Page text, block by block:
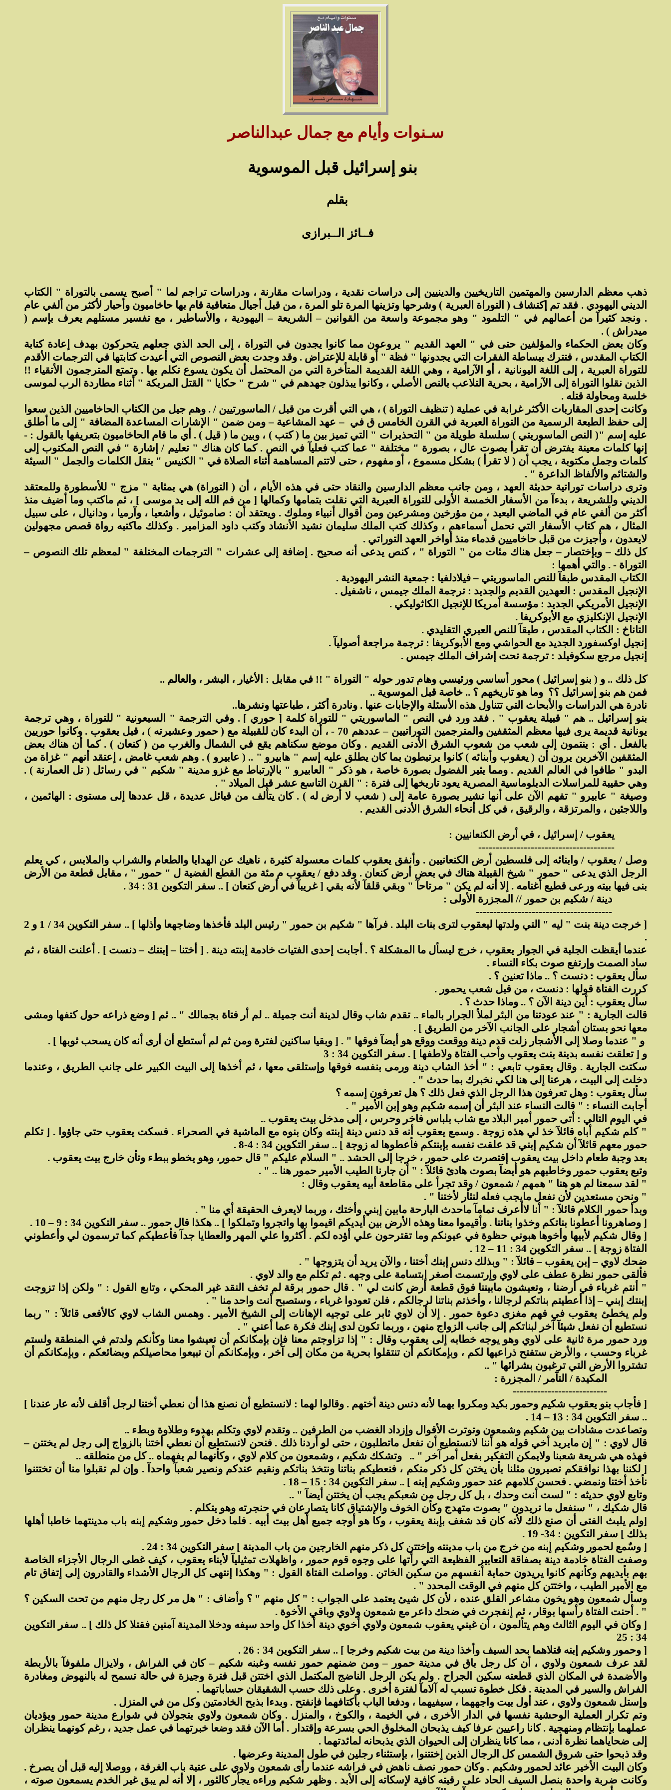
سـنوات وأيام مع جمال عبدالناصر
بنو إسرائيل قبل الموسوية
بقلم
فــائز الــبرازى
ذهب معظم الدارسين والمهتمين التاريخيين والدينيين إلى دراسات نقدية ، ودراسات مقارنة ، ودراسات تراجم لما " أصبح يسمى بالتوراة " الكتاب
الديني اليهودي . فقد تم إكتشاف ( التوراة العبرية ) وشرحها وتزينها المرة تلو المرة ، من قبل أجيال متعاقبة قام بها حاخاميون وأحبار لأكثر من ألفي عام
. ونجد كثيرآ من أعمالهم في " التلمود " وهو مجموعة واسعة من القوانين – الشريعة – اليهودية ، والأساطير ، مع تفسير مستلهم يعرف بإسم (
ميدراش ) .
وكان بعض الحكماء والمؤلفين حتى في " العهد القديم " يروعون مما كانوا يجدون في التوراة ، إلى الحد الذي جعلهم يتحركون بهدف إعادة كتابة
الكتاب المقدس ، فتترك ببساطة الفقرات التي يجدونها " فظة " أو قابلة للإعتراض . وقد وجدت بعض النصوص التي أعيدت كتابتها في الترجمات الأقدم
للتوراة العبرية ، إلى اللغة اليونانية ، أو الآرامية ، وهي اللغة القديمة المتأخرة التي من المحتمل أن يكون يسوع تكلم بها . وتمتع المترجمون الأتقياء !!
الذين نقلوا التوراة إلى الآرامية ، بحرية التلاعب بالنص الأصلي ، وكانوا يبذلون جهدهم في " شرح " حكايا " القتل المربكة " أثناء مطاردة الرب لموسى
خلسة ومحاولة قتله .
وكانت إحدى المقاربات الأكثر غرابة في عملية ( تنظيف التوراة ) ، هي التي أقرت من قبل / الماسورتيين / . وهم جيل من الكتاب الحاخاميين الذين سعوا
إلى حفظ الطبعة الرسمية من التوراة العبرية في القرن الخامس ق في – عهد المشاعية – ومن ضمن " الإشارات المساعدة المضافة " إلى ما أطلق
عليه إسم "( النص الماسوريتي ) سلسلة طويلة من " التحذيرات " التي تميز بين ما ( كتب ) ، وبين ما ( قيل ) . أي ما قام الحاخاميون بتعريفها بالقول : -
إنها كلمات معينة يفترض أن تقرأ بصوت عال ، بصورة " مختلفة " عما كتب فعليآ في النص . كما كان هناك " تعليم / إشارة " في النص المكتوب إلى
كلمات وجمل مكتوبة ، يجب أن ( لا تقرأ ) بشكل مسموع ، أو مفهوم ، حتى لاتتم المساهمة أثناء الصلاة في " الكنيس " بنقل الكلمات والجمل " السيئة
والشتائم والألفاظ الداعرة " .
وترى دراسات توراتية حديثة العهد ، ومن جانب معظم الدارسين والنقاد حتى في هذه الأيام ، أن ( التوراة) هي بمثابة " مزج " للأسطورة وللمعتقد
الديني وللشريعة ، بدءآ من الأسفار الخمسة الأولى للتوراة العبرية التي نقلت بتمامها وكمالها [ من فم الله إلى يد موسى ] ، ثم ماكتب وما أضيف منذ
أكثر من ألفي عام في الماضي البعيد ، من مؤرخين ومشرعين ومن أقوال أنبياء وملوك . ويعتقد أن : صاموئيل ، وأشعيا ، وآرميا ، ودانيال ، على سبيل
المثال ، هم كتاب الأسفار التي تحمل أسماءهم ، وكذلك كتب الملك سليمان نشيد الأنشاد وكتب داود المزامير . وكذلك ماكتبه رواة قصص مجهولين
لايعدون ، وأجيزت من قبل حاخاميين قدماء منذ أواخر العهد التوراتي .
كل ذلك – وبإختصار – جعل هناك مئات من " التوراة " ، كنص يدعى أنه صحيح . إضافة إلى عشرات " الترجمات المختلفة " لمعظم تلك النصوص –
التوراة - . والتي أهمها :
الكتاب المقدس طبقآ للنص الماسوريتي – فيلادلفيا : جمعية النشر اليهودية .
الإنجيل المقدس : العهدين القديم والجديد : ترجمة الملك جيمس ، ناشفيل .
الإنجيل الأمريكي الجديد : مؤسسة أمريكا للإنجيل الكاثوليكي .
الإنجيل الإنكليزي مع الأبوكريفا .
التاناخ : الكتاب المقدس ، طبقآ للنص العبري التقليدي .
إنجيل اوكسفورد الجديد مع الحواشي ومع الأبوكريفا : ترجمة مراجعة أصوليآ .
إنجيل مرجع سكوفيلد : ترجمة تحت إشراف الملك جيمس .
كل ذلك .. و ( بنو إسرائيل ) محور أساسي ورئيسي وهام تدور حوله " التوراة " !! في مقابل : الأغيار ، البشر ، والعالم ..
فمن هم بنو إسرائيل ؟؟ وما هو تاريخهم ؟ .. خاصة قبل الموسوية ..
نادرة هي الدراسات والأبحاث التي تتناول هذه الأسئلة والإجابات عنها . ونادرة أكثر ، طباعتها ونشرها..
بنو إسرائيل .. هم " قبيلة يعقوب " . فقد ورد في النص " الماسوريتي " للتوراة كلمة [ حوري ] . وفي الترجمة " السبعونية " للتوراة ، وهي ترجمة
يونانية قديمة يرى فيها معظم المثقفين والمترجمين التوراتيين – عددهم 70 - ، أن البدء كان للقبيلة مع ( حمور وعشيرته ) ، قبل يعقوب . وكانوا حوريين
بالفعل . أي : ينتمون إلى شعب من شعوب الشرق الأدنى القديم . وكان موضع سكناهم يقع في الشمال والغرب من ( كنعان ) . كما أن هناك بعض
المثقفين الآخرين يرون أن ( يعقوب وأبنائه ) كانوا يرتبطون بما كان يطلق عليه إسم " هابيرو " .. ( عابيرو ) . وهم شعب غامض ، إعتقد أنهم " غزاة من
البدو " طافوا في العالم القديم . ومما يثير الفضول بصورة خاصة ، هو ذكر " العابيرو " بالإرتباط مع غزو مدينة " شكيم " في رسائل ( تل العمارنة ) .
وهي حقيبة للمراسلات الدبلوماسية المصرية يعود تاريخها إلى فترة : " القرن التاسع عشر قبل الميلاد " .
وصيغة " عابيرو " تفهم الآن على أنها تشير بصورة عامة إلى ( شعب لا أرض له ) . كان يتألف من قبائل عديدة ، قل عددها إلى مستوى : الهائمين ،
واللاجئين ، والمرتزقة ، والرقيق ، في كل أنحاء الشرق الأدنى القديم .
يعقوب / إسرائيل ، في أرض الكنعانيين :
---------------------------------------
وصل / يعقوب / وابنائه إلى فلسطين أرض الكنعانيين . وأنفق يعقوب كلمات معسولة كثيرة ، ناهيك عن الهدايا والطعام والشراب والملابس ، كي يعلم
الرجل الذي يدعى " حمور " شيخ القبيلة هناك في بعض أرض كنعان . وقد دفع / يعقوب م مئة من القطع الفضية ل " حمور " ، مقابل قطعة من الأرض
بنى فيها بيته ورعى قطيع أغنامه . إلا أنه لم يكن " مرتاحآ " وبقي قلقآ لأنه بقي [ غريبآ في أرض كنعان ] .. سفر التكوين 31 : 34 .
دينة / شكيم بن حمور // المجزرة الأولى :
---------------------------------------
[ خرجت دينة بنت " ليه " التي ولدتها ليعقوب لترى بنات البلد . فرآها " شكيم بن حمور " رئيس البلد فأخذها وضاجهعا وأذلها ] .. سفر التكوين 34 / 1 و 2
.
عندما أيقظت الجلبة في الجوار يعقوب ، خرج ليسأل ما المشكلة ؟ . أجابت إحدى الفتيات خادمة إبنته دينة . [ أختنا – إبنتك – دنست ] . أعلنت الفتاة ، ثم
ساد الصمت وإرتفع صوت بكاء النساء .
سأل يعقوب : دنست ؟ .. ماذا تعنين ؟ .
كررت الفتاة قولها : دنست ، من قبل شعب يحمور .
سأل يعقوب : أين دينة الآن ؟ .. وماذا حدث ؟ .
قالت الجارية : " عند عودتنا من البئر لملأ الجرار بالماء .. تقدم شاب وقال لدينة أنت جميلة .. لم أر فتاة بجمالك " .. ثم [ وضع ذراعه حول كتفها ومشى
معها نحو بستان أشجار على الجانب الآخر من الطريق ] .
و " عندما وصلا إلى الأشجار زلت قدم دينة ووقعت ووقع هو أيضآ فوقها " . [ وبقيا ساكنين لفترة ومن ثم لم أستطع أن أرى أنه كان يسحب ثوبها ] .
و [ تعلقت نفسه بدينة بنت يعقوب وأحب الفتاة ولاطفها ] . سفر التكوين 34 : 3
سكتت الجارية . وقال يعقوب تابعي : " أخذ الشاب دينة ورمى بنفسه فوقها وإستلقى معها ، ثم أخذها إلى البيت الكبير على جانب الطريق ، وعندما
دخلت إلى البيت ، هرعنا إلى هنا لكي نخبرك بما حدث " .
سأل يعقوب : وهل تعرفون هذا الرجل الذي فعل ذلك ؟ هل تعرفون إسمه ؟
أجابت النساء : " قالت النساء عند البئر أن إسمه شكيم وهو إبن الأمير " .
في اليوم التالي : أتى حمور أمير البلاد مع شاب بلباس فاخر وحرس ، إلى مدخل بيت يعقوب ..
" كلم شكيم أباه قائلآ خذ لي هذه زوجة . وسمع يعقوب أنه قد دنس دينة إبنته وكان بنوه مع الماشية في الصحراء . فسكت يعقوب حتى جاؤوا . [ تكلم
حمور معهم قائلآ أن شكيم إبني قد علقت نفسه بإبنتكم فأعطوها له زوجة ] .. سفر التكوين 34 : 4-8 .
بعد وجبة طعام داخل بيت يعقوب إقتصرت على حمور ، خرجا إلى الحشد .. " السلام عليكم " قال حمور، وهو يخطو ببطء وتأن خارج بيت يعقوب .
وتبع يعقوب حمور وخاطبهم هو أيضآ بصوت هادئ قائلآ : " أن جارنا الطيب الأمير حمور هنا .. " .
" لقد سمعنا لم هو هنا " همهم / شمعون / وقد تجرأ على مقاطعة أبيه يعقوب وقال :
" ونحن مستعدين لأن نفعل مايجب فعله لنثأر لأختنا " .
وبدأ حمور الكلام قائلآ : " أنا لاأعرف تمامآ ماحدث البارحة مابين إبني وأختك ، وربما لايعرف الحقيقة أي منا " .
[ وصاهرونا أعطونا بناتكم وخذوا بناتنا . وأقيموا معنا وهذه الأرض بين أيديكم اقيموا بها واتجروا وتملكوا ] .. هكذا قال حمور .. سفر التكوين 34 : 9 – 10 .
[ وقال شكيم لأبيها وأخوها هبوني حظوة في عيونكم وما تقترحون علي أؤده لكم . أكثروا علي المهر والعطايا جدآ فأعطيكم كما ترسمون لي وأعطوني
الفتاة زوجة ] .. سفر التكوين 34 : 11 – 12 .
ضحك لاوي – إبن يعقوب – قائلآ : " وبذلك دنس إبنك أختنا ، والآن يريد أن يتزوجها " .
فألقى حمور نظرة عطف على لاوي وإرتسمت أصغر إبتسامة على وجهه . ثم تكلم مع والد لاوي .
" أنتم غرباء في أرضنا ، وتعيشون مابيننا فوق قطعة أرض كانت لي " . قال حمور برقة لم تخف النقد غير المحكي ، وتابع القول : " ولكن إذا تزوجت
إبنتك إبني – إذا أعطيتم بناتكم لرجالنا ، وأخذتم بناتنا لرجالكم ، فلن تعودوا غرباء ، وستصبح أنت واحد منا " .
ولم يخطئ يعقوب في فهم مغزى دعوة حمور . إلا أن لاوي ثابر على توجيه الإهانات إلى الشيخ الأمير . وهمس الشاب لاوي كالأفعى قائلآ : " ربما
نستطيع أن نفعل شيئآ آخر لبناتكم إلى جانب الزواج منهن ، وربما تكون لدى إبنك فكرة عما أعني " .
ورد حمور مرة ثانية على لاوي وهو يوجه خطابه إلى يعقوب وقال : " إذا تزاوجتم معنا فإن بإمكانكم أن تعيشوا معنا وكأنكم ولدتم في المنطقة ولستم
غرباء وحسب ، والأرض ستفتح ذراعيها لكم ، وبإمكانكم أن تنتقلوا بحرية من مكان إلى آخر ، وبإمكانكم أن تبيعوا محاصيلكم وبضائعكم ، وبإمكانكم أن
تشتروا الأرض التي ترغبون بشرائها " ..
المكيدة / التآمر / المجزرة :
---------------------------
[ فأجاب بنو يعقوب شكيم وحمور بكيد ومكروا بهما لأنه دنس دينة أختهم . وقالوا لهما : لانستطيع أن نصنع هذا أن نعطي أختنا لرجل أقلف لأنه عار عندنا ]
.. سفر التكوين 34 : 13 – 14 .
وتصاعدت مشادات بين شكيم وشمعون وتوترت الأقوال وإزداد الغضب من الطرفين .. وتقدم لاوي وتكلم بهدوء وطلاوة وبطء ..
قال لاوي : " إن مايريد أخي قوله هو أننا لانستطيع أن نفعل ماتطلبون ، حتى لو أردنا ذلك . فنحن لانستطيع أن نعطي أختنا بالزواج إلى رجل لم يختتن –
فهذه هي شريعة شعبنا ولايمكن التفكير بفعل أمر آخر " ..
وتشكك شكيم ، وشمعون من كلام لاوي ، وكأنهما لم يفهماه .. كل من منطلقه ..
[ لكننا بهذا نوافقكم تصيرون مثلنا بأن يختن كل ذكر منكم ، فنعطيكم بناتنا ونتخذ بناتكم ونقيم عندكم ونصير شعبآ واحدآ . وإن لم تقبلوا منا أن تختتنوا
نأخذ أختنا ونمضي . فحسن كلامهم عند حمور وشكيم إبنه ] .. سفر التكوين 34 : 15 – 18 .
وتابع لاوي حديثه : " لست أنت وحدك ، بل كل رجل من شعبكم يجب أن يختتن أيضآ " ..
قال شكيك ، " سنفعل ما تريدون " بصوت متهدج وكأن الخوف والإشتياق كانا يتصارعان في حنجرته وهو يتكلم .
[ولم يلبث الفتى أن صنع ذلك لأنه كان قد شغف بإبنة يعقوب ، وكا هو أوجه جميع أهل بيت أبيه . فلما دخل حمور وشكيم إبنه باب مدينتهما خاطبا أهلها
بذلك ] سفر التكوين : 34- 19 .
[ وسٌمع لحمور وشكيم إبنه من خرج من باب مدينته وإختتن كل ذكر منهم الخارجين من باب المدينة ] سفر التكوين 34 : 24 .
وصفت الفتاة خادمة دينة بصفاقة التعابير الفظيعة التي رأتها على وجوه قوم حمور ، واظهلات تمثيليآ لأبناء يعقوب ، كيف غطى الرجال الأجزاء الخاصة
بهم بأيديهم وكأنهم كانوا يريدون حماية أنفسهم من سكين الخاتن . وواصلت الفتاة القول : " وهكذا إنتهى كل الرجال الأشداء والقادرون إلى إتفاق تام
مع الأمير الطيب ، واختتن كل منهم في الوقت المحدد " .
وسأل شمعون وهو يخون مشاعر القلق عنده ، لأن كل شيئ يعتمد على الجواب : " كل منهم " ؟ وأضاف : " هل مر كل رجل منهم من تحت السكين ؟
" . أحنت الفتاة رأسها بوقار ، ثم إنفجرت في ضحك داعر مع شمعون ولاوي وباقي الأخوة .
[ وكان في اليوم الثالث وهم يتألمون ، أن غبني يعقوب شمعون ولاوي أخوي دينة أخذا كل واحد سيفه ودخلا المدينة آمنين فقتلا كل ذلك ] .. سفر التكوين
34 : 25
[ وحمور وشكيم إبنه قتلاهما بحد السيف وأخذا دينة من بيت شكيم وخرجا ] .. سفر التكوين 34 : 26 .
لقد عرف شمعون ولاوي ، أن كل رجل باق في مدينة حمور – ومن ضمنهم حمور نفسه وغبنه شكيم – كان في الفراش ، ولايزال ملفوفآ بالأربطة
والأضمدة في المكان الذي قطعته سكين الجراح . ولم يكن الرجل الناضج المكتمل الذي اختتن قبل فترة وجيزة في حالة تسمح له بالنهوض ومغادرة
الفراش والسير في المدينة . فكل خطوة تسبب له آلامآ لفترة أخرى . وعلى ذلك حسب الشقيقان حساباتهما .
وإستل شمعون ولاوي ، عند أول بيت واجههما ، سيفيهما ، ودفعا الباب بأكتافهما فإنفتح . وبدءا بذبح الخادمتين وكل من في المنزل .
وتم تكرار العملية الوحشية نفسها في الدار الأخرى ، في الخيمة ، والكوخ ، والمنزل . وكان شمعون ولاوي يتجولان في شوارع مدينة حمور ويؤديان
عملهما بإنتظام ومنهجية . كانا راعيين عرفا كيف يذبحان المخلوق الحي بسرعة وإقتدار . أما الآن فقد وضعا خبرتهما في عمل جديد ، رغم كونهما ينظران
إلى ضحاياهما نظرة أدنى ، مما كانا ينظران إلى الحيوان الذي يذبحانه لمائدتهما .
وقد ذبحوا حتى شروق الشمس كل الرجال الذين إختتنوا ، بإستثناء رجلين في طول المدينة وعرضها .
وكان البيت الأخير عائد لحمور وشكيم . وكان حمور نصف ناهض في فراشه عندما رأى شمعون ولاوي على عتبة باب الغرفة ، ووصلا إليه قبل أن يصرخ .
وكانت ضربة واحدة بنصل السيف الحاد على رقبته كافية لإسكاته إلى الأبد . وظهر شكيم وراءه يجأر كالثور ، إلا أنه لم يبق غير الخدم يسمعون صوته ،